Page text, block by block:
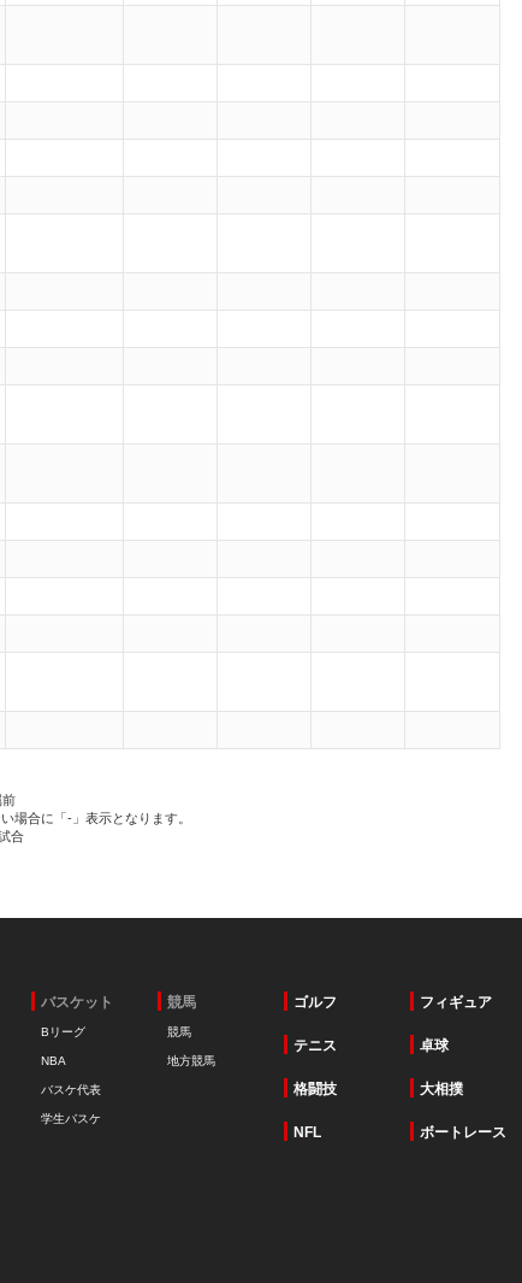
前
場合に「-」表示となります。
合
バスケット
Bリーグ
NBA
バスケ代表
学生バスケ
競馬
競馬
地方競馬
ゴルフ フィギュア
テニス 卓球
格闘技 大相撲
NFL ボートレース